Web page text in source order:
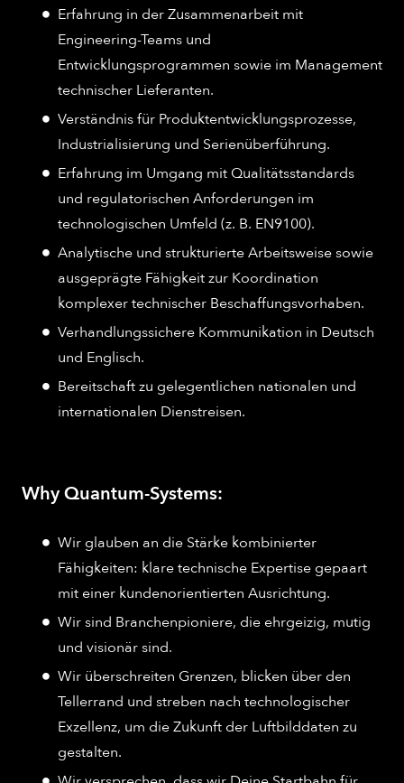
Erfahrung in der Zusammenarbeit mit
Engineering-Teams und
Entwicklungsprogrammen sowie im Management
technischer Lieferanten.
Verständnis für Produktentwicklungsprozesse,
Industrialisierung und Serienüberführung.
Erfahrung im Umgang mit Qualitätsstandards
und regulatorischen Anforderungen im
technologischen Umfeld (z. B. EN9100).
Analytische und strukturierte Arbeitsweise sowie
ausgeprägte Fähigkeit zur Koordination
komplexer technischer Beschaffungsvorhaben.
Verhandlungssichere Kommunikation in Deutsch
und Englisch.
Bereitschaft zu gelegentlichen nationalen und
internationalen Dienstreisen.
Why Quantum-Systems:
Wir glauben an die Stärke kombinierter
Fähigkeiten: klare technische Expertise gepaart
mit einer kundenorientierten Ausrichtung.
Wir sind Branchenpioniere, die ehrgeizig, mutig
und visionär sind.
Wir überschreiten Grenzen, blicken über den
Tellerrand und streben nach technologischer
Exzellenz, um die Zukunft der Luftbilddaten zu
gestalten.